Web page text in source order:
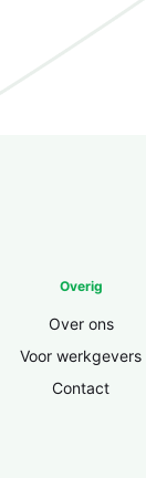
Overig
Over ons
Voor werkgevers
Contact